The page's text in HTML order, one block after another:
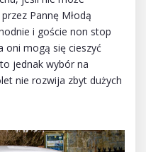
Pannę Młodą
i goście non stop
mogą się cieszyć
jednak wybór na
nie rozwija zbyt dużych